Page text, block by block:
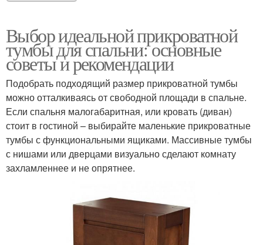
Выбор идеальной прикроватной
тумбы для спальни: основные
советы и рекомендации
Подобрать подходящий размер прикроватной тумбы
можно отталкиваясь от свободной площади в спальне.
Если спальня малогабаритная, или кровать (диван)
стоит в гостиной – выбирайте маленькие прикроватные
тумбы с функциональными ящиками. Массивные тумбы
с нишами или дверцами визуально сделают комнату
захламленнее и не опрятнее.